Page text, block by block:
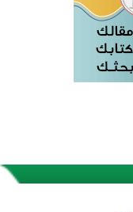
وساراتوف وموردوفيا هذا العام
الكريم في أزناكاييف